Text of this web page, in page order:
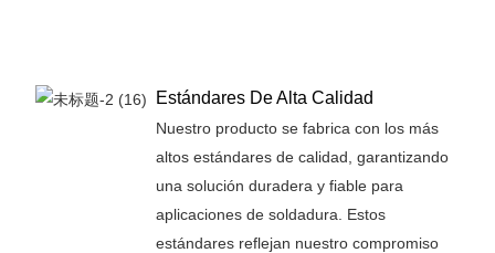
Estándares De Alta Calidad
Nuestro producto se fabrica con los más
altos estándares de calidad, garantizando
una solución duradera y fiable para
aplicaciones de soldadura. Estos
estándares reflejan nuestro compromiso